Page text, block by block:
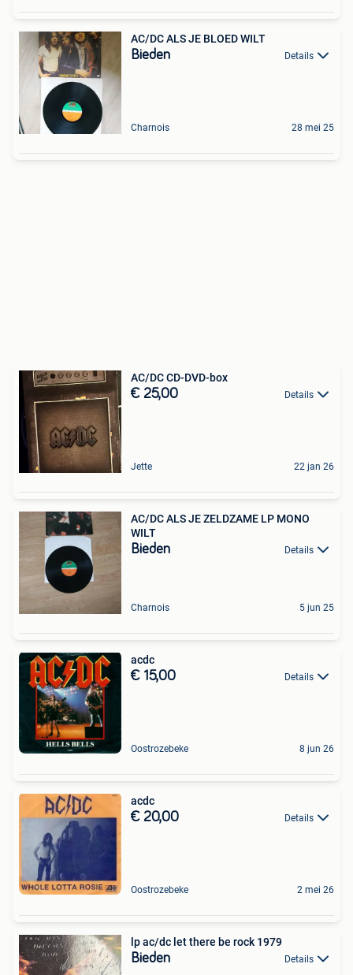
AC/DC ALS JE BLOED WILT
Bieden Details
Charnois 28 mei 25
AC/DC CD-DVD-box
€ 25,00 Details
Jette 22 jan 26
AC/DC ALS JE ZELDZAME LP MONO
WILT
Bieden Details
Charnois 5 jun 25
acdc
€ 15,00 Details
Oostrozebeke 8 jun 26
acdc
€ 20,00 Details
Oostrozebeke 2 mei 26
lp ac/dc let there be rock 1979
Bieden Details